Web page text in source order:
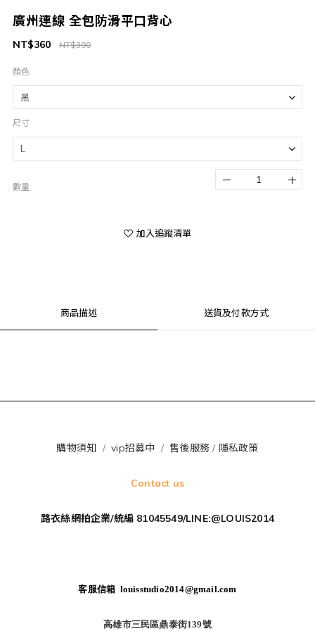
廣州連線 全包防滑平口背心
NT$390
NT$360
顏色
尺寸
數量
加入追蹤清單
商品描述 送貨及付款方式
購物須知 /vip招募中 /售後服務 / 隱私政策
Contact us
路衣絲網拍企業/統編 81045549/LINE:@LOUIS2014
客服信箱 louisstudio2014@gmail.com
高雄市三民區鼎泰街139號